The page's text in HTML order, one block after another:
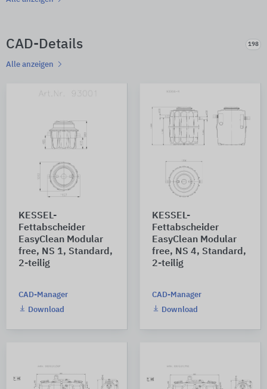
CAD-Details 198
Alle anzeigen
KESSEL-
Fettabscheider
EasyClean Modular
free, NS 1, Standard,
2-teilig
CAD-Manager
Download
KESSEL-
Fettabscheider
EasyClean Modular
free, NS 4, Standard,
2-teilig
CAD-Manager
Download